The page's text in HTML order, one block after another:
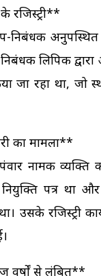
रजिस्ट्री**
निबंधक
लिपिक
जा रहा था, जो
का मामला**
नामक व्यक्ति
पत्र था
उसके रजिस्ट्री
वर्षों से लंबित**